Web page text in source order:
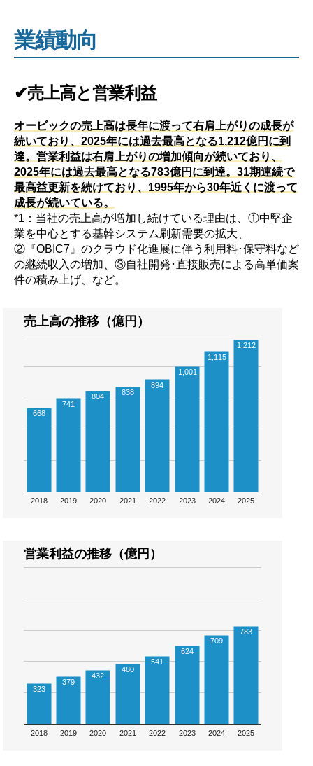
業績動向
✔売上高と営業利益
オービックの売上高は長年に渡って右肩上がりの成長が
続いており、2025年には過去最高となる1,212億円に到
達。営業利益は右肩上がりの増加傾向が続いており、
2025年には過去最高となる783億円に到達。31期連続で
最高益更新を続けており、1995年から30年近くに渡って
成長が続いている。
*1：当社の売上高が増加し続けている理由は、①中堅企
業を中心とする基幹システム刷新需要の拡大、
②『OBIC7』のクラウド化進展に伴う利用料･保守料など
の継続収入の増加、③自社開発･直接販売による高単価案
件の積み上げ、など。
売上高の推移（億円）
2018 2019 2020 2021 2022 2023 2024 2025
668
741
804 838
894
1,001
1,115
1,212
営業利益の推移（億円）
2018 2019 2020 2021 2022 2023 2024 2025
323
379
432
480
541
624
709
783